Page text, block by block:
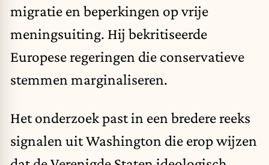
migratie en beperkingen op vrije
meningsuiting. Hij bekritiseerde
Europese regeringen die conservatieve
stemmen marginaliseren.
Het onderzoek past in een bredere reeks
signalen uit Washington die erop wijzen